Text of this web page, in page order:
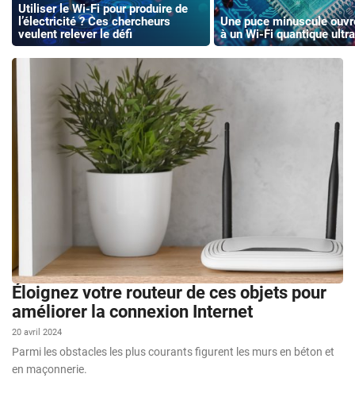
Utiliser le Wi-Fi pour produire de
l’électricité ? Ces chercheurs
veulent relever le défi
Une puce minuscule
à un Wi-Fi quantique
Éloignez votre routeur de ces objets pour
améliorer la connexion Internet
20 avril 2024
Parmi les obstacles les plus courants figurent les murs en béton et
en maçonnerie.